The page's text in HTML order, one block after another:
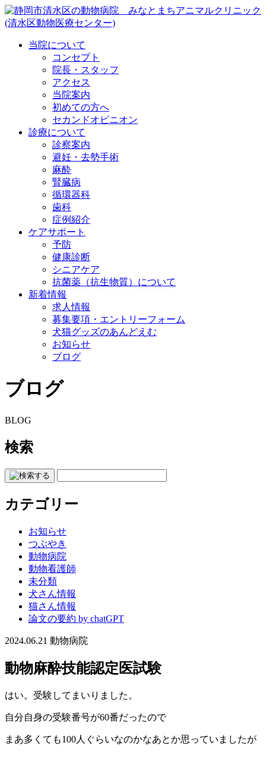
当院について
コンセプト
院長・スタッフ
アクセス
当院案内
初めての方へ
セカンドオピニオン
診療について
診察案内
避妊・去勢手術
麻酔
腎臓病
循環器科
歯科
症例紹介
ケアサポート
予防
健康診断
シニアケア
抗菌薬（抗生物質）について
新着情報
求人情報
募集要項・エントリーフォーム
犬猫グッズのあんどえむ
お知らせ
ブログ
ブログ
BLOG
検索
カテゴリー
お知らせ
つぶやき
動物病院
動物看護師
未分類
犬さん情報
猫さん情報
論文の要約 by chatGPT
2024.06.21 動物病院
動物麻酔技能認定医試験
はい。受験してまいりました。
自分自身の受験番号が60番だったので
まあ多くても100人ぐらいなのかなあとか思っていましたが